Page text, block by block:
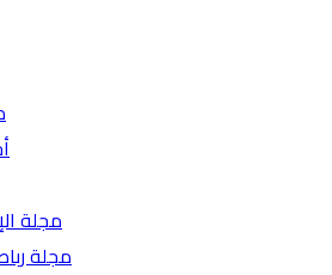
مجلة
مجلة